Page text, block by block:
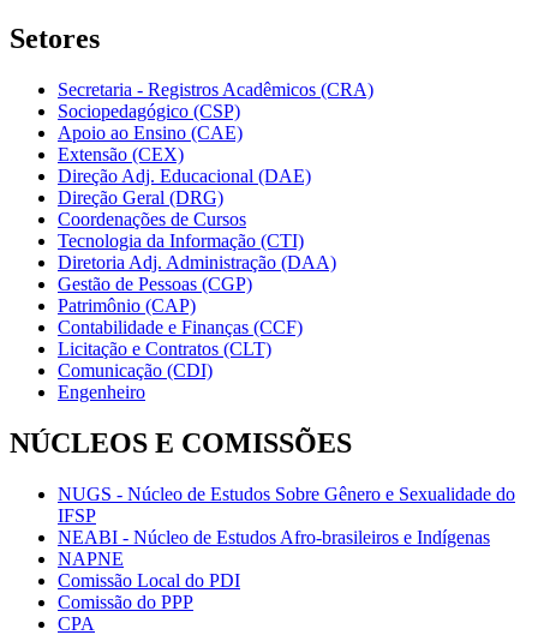
Setores
Secretaria - Registros Acadêmicos (CRA)
Sociopedagógico (CSP)
Apoio ao Ensino (CAE)
Extensão (CEX)
Direção Adj. Educacional (DAE)
Direção Geral (DRG)
Coordenações de Cursos
Tecnologia da Informação (CTI)
Diretoria Adj. Administração (DAA)
Gestão de Pessoas (CGP)
Patrimônio (CAP)
Contabilidade e Finanças (CCF)
Licitação e Contratos (CLT)
Comunicação (CDI)
Engenheiro
NÚCLEOS E COMISSÕES
NUGS - Núcleo de Estudos Sobre Gênero e Sexualidade do
IFSP
NEABI - Núcleo de Estudos Afro-brasileiros e Indígenas
NAPNE
Comissão Local do PDI
Comissão do PPP
CPA